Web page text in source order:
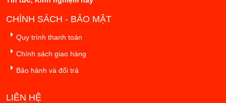
CHÍNH SÁCH - BẢO MẬT
Quy trình thanh toán
Chính sách giao hàng
Bảo hành và đổi trả
LIÊN HỆ